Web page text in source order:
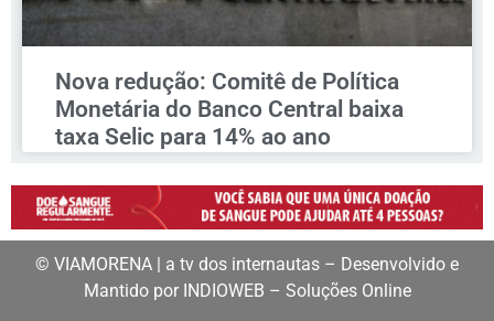
Nova redução: Comitê de Política
Monetária do Banco Central baixa
taxa Selic para 14% ao ano
© VIAMORENA | a tv dos internautas – Desenvolvido e
Mantido por INDIOWEB – Soluções Online